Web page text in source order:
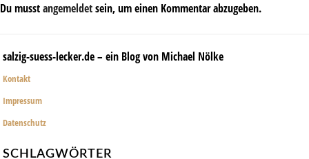
Du musstangemeldetsein, um einen Kommentar abzugeben.
salzig-suess-lecker.de – ein Blog von Michael Nölke
Kontakt
Impressum
Datenschutz
SCHLAGWÖRTER